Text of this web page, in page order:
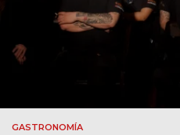
GASTRONOMÍA